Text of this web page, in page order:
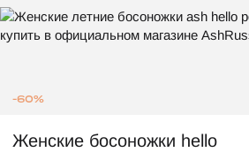
-60%
Женские босоножки hello